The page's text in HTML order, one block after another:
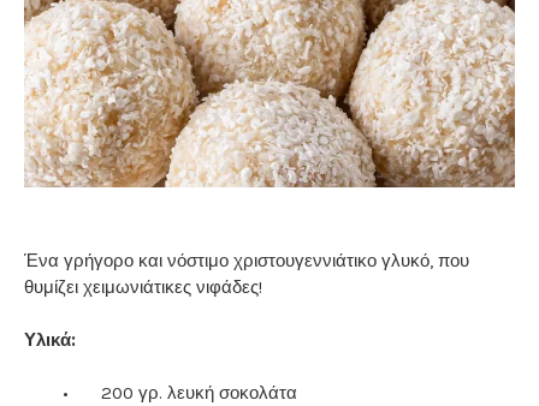
Ένα γρήγορο και νόστιμο χριστουγεννιάτικο γλυκό, που
θυμίζει χειμωνιάτικες νιφάδες!
Υλικά:
•
200 γρ. λευκή σοκολάτα